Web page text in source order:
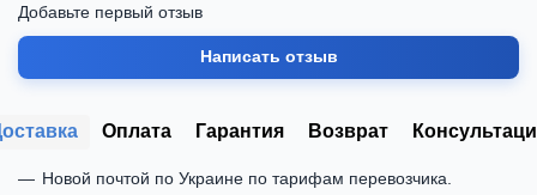
Добавьте первый отзыв
Написать отзыв
Оплата Гарантия Возврат
Новой почтой по Украине по тарифам перевозчика.